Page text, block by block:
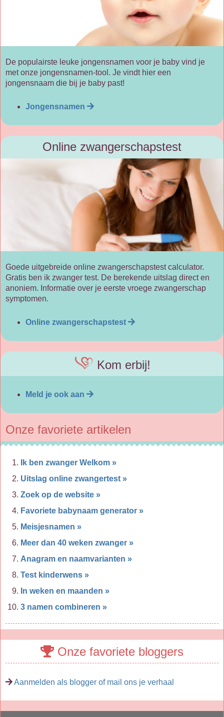
De populairste leuke jongensnamen voor je baby vind je
met onze jongensnamen-tool. Je vindt hier een
jongensnaam die bij je baby past!
Jongensnamen
Online zwangerschapstest
Goede uitgebreide online zwangerschapstest calculator.
Gratis ben ik zwanger test. De berekende uitslag direct en
anoniem. Informatie over je eerste vroege zwangerschap
symptomen.
Online zwangerschapstest
Kom erbij!
Meld je ook aan
Onze favoriete artikelen
Ik ben zwanger Welkom »
Uitslag online zwangertest »
Zoek op de website »
Favoriete babynaam generator »
Meisjesnamen »
Meer dan 40 weken zwanger »
Anagram en naamvarianten »
Test kinderwens »
In weken en maanden »
3 namen combineren »
Onze favoriete bloggers
Aanmelden als blogger of mail ons je verhaal